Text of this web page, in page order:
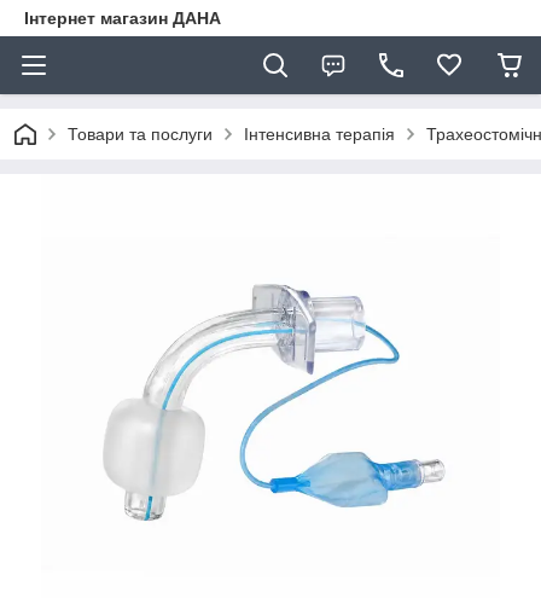
Інтернет магазин ДАНА
Товари та послуги Інтенсивна терапія